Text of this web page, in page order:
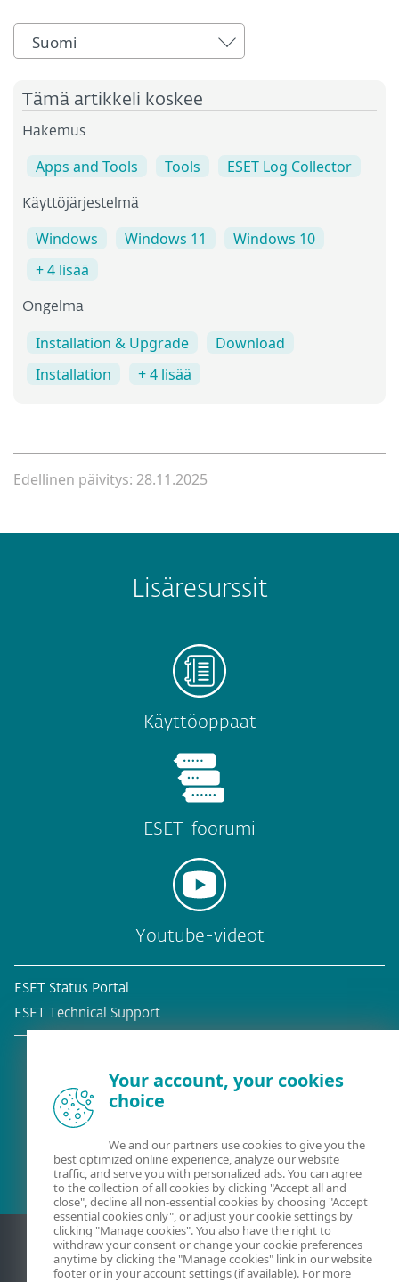
Suomi
Tämä artikkeli koskee
Hakemus
Apps and Tools Tools ESET Log Collector
Käyttöjärjestelmä
Windows Windows 11
Windows 10
+ 4 lisää
Ongelma
Installation & Upgrade
Download
Installation
+ 4 lisää
Edellinen päivitys: 28.11.2025
Lisäresurssit
Käyttöoppaat
ESET-foorumi
Youtube-videot
ESET Status Portal
ESET Technical Support
Your account, your cookies
choice
We and our partners use cookies to give you the
best optimized online experience, analyze our website
traffic, and serve you with personalized ads. You can agree
to the collection of all cookies by clicking "Accept all and
close", decline all non-essential cookies by choosing "Accept
essential cookies only", or adjust your cookie settings by
clicking "Manage cookies". You also have the right to
withdraw your consent or change your cookie preferences
anytime by clicking the "Manage cookies" link in our website
footer or in your account settings (if available). For more